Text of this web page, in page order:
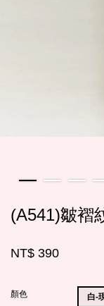
(A541)皺褶
NT$ 390
顏色 白-